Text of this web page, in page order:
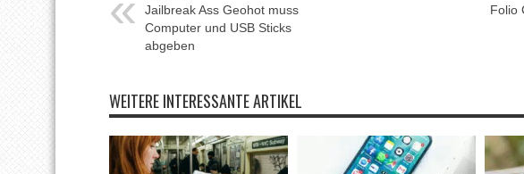
Jailbreak Ass Geohot muss
Computer und USB Sticks
abgeben
Folio
WEITERE INTERESSANTE ARTIKEL